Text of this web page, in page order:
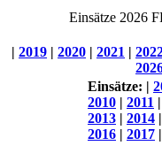
Einsätze 2026
| 2019 | 2020 | 2021 |
Einsätze: |
2010 | 2011 |
2013 | 2014 |
2016 | 2017 |